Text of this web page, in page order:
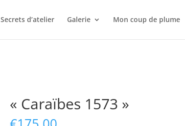
Secrets d’atelier Galerie Mon coup de plume
« Caraïbes 1573 »